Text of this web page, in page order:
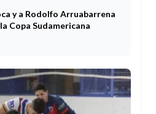
y a Rodolfo Arruabarrena
Copa Sudamericana